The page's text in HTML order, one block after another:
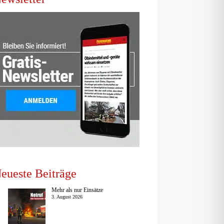
Beiträge
Mehr als nur Einsätze
3. August 2026